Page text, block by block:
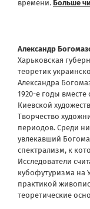
времени. Больше
Александр
Харьковская
теоретик
Александра
1920-е годы
Киевской
Творчество
периодов. Среди
увлекавший
спектрализм, к
Исследователи
кубофутуризма на
практикой
теоретические